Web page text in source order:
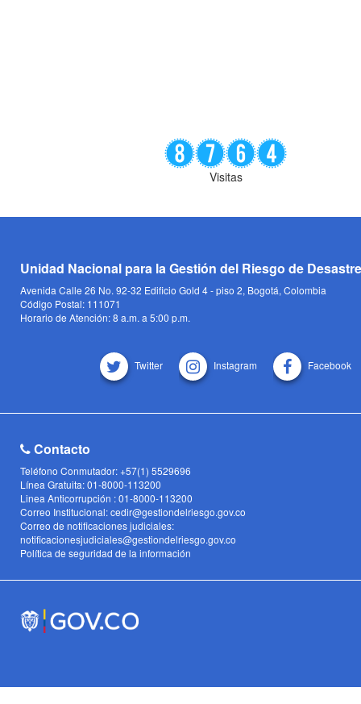
Visitas
Unidad Nacional para la Gestión del Riesgo de
Avenida Calle 26 No. 92-32 Edificio Gold 4 - piso 2, Bogotá, Colombia
Código Postal: 111071
Horario de Atención: 8 a.m. a 5:00 p.m.
Twitter Instagram Facebook
Contacto
Teléfono Conmutador: +57(1) 5529696
Línea Gratuita: 01-8000-113200
Linea Anticorrupción : 01-8000-113200
Correo Institucional: cedir@gestiondelriesgo.gov.co
Correo de notificaciones judiciales:
notificacionesjudiciales@gestiondelriesgo.gov.co
Política de seguridad de la información